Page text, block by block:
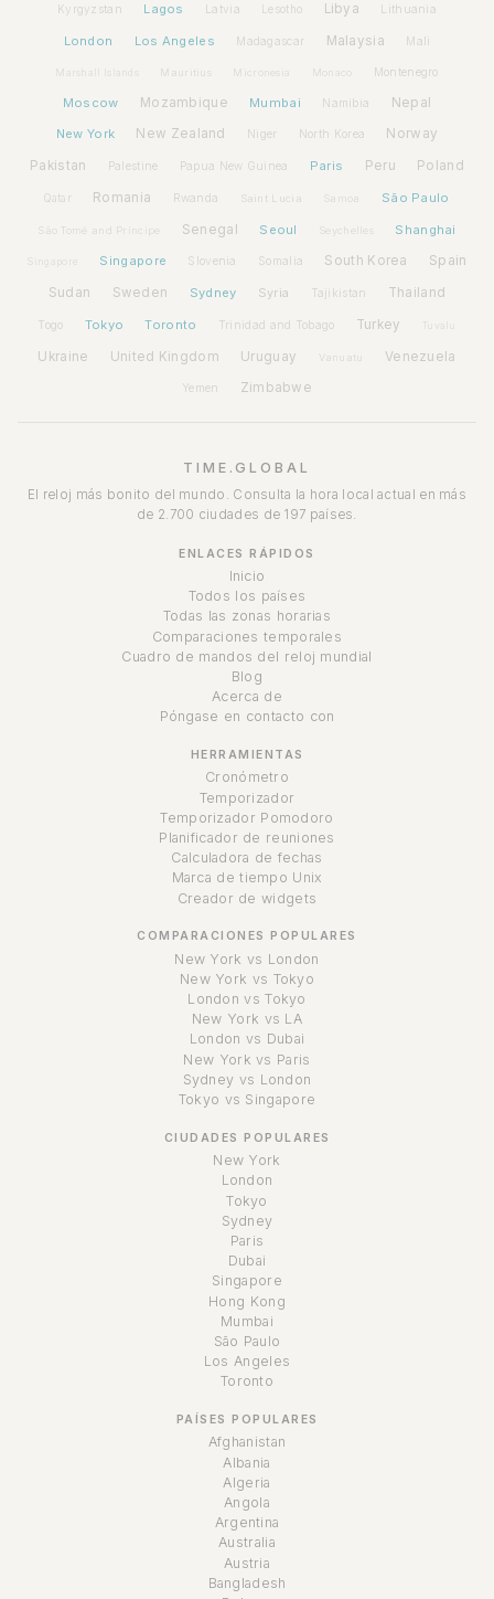
Kyrgyzstan Lagos Latvia Lesotho Libya Lithuania
London Los Angeles Madagascar Malaysia Mali
Mauritius Micronesia Monaco Montenegro
Moscow Mozambique Mumbai Namibia Nepal
New York New Zealand Niger North Korea Norway
Pakistan Palestine Papua New Guinea Paris Peru Poland
Qatar Romania Rwanda Saint Lucia Samoa São Paulo
São Tomé and Príncipe Senegal Seoul Seychelles Shanghai
Singapore Slovenia Somalia South Korea Spain
Sudan Sweden Sydney Syria Tajikistan Thailand
Togo Tokyo Toronto Trinidad and Tobago Turkey Tuvalu
Ukraine United Kingdom Uruguay Vanuatu Venezuela
Yemen Zimbabwe
TIME.GLOBAL
El reloj más bonito del mundo. Consulta la hora local actual en más
de 2.700 ciudades de 197 países.
ENLACES RÁPIDOS
Inicio
Todos los países
Todas las zonas horarias
Comparaciones temporales
Cuadro de mandos del reloj mundial
Blog
Acerca de
Póngase en contacto con
HERRAMIENTAS
Cronómetro
Temporizador
Temporizador Pomodoro
Planificador de reuniones
Calculadora de fechas
Marca de tiempo Unix
Creador de widgets
COMPARACIONES POPULARES
New York vs London
New York vs Tokyo
London vs Tokyo
New York vs LA
London vs Dubai
New York vs Paris
Sydney vs London
Tokyo vs Singapore
CIUDADES POPULARES
New York
London
Tokyo
Sydney
Paris
Dubai
Singapore
Hong Kong
Mumbai
São Paulo
Los Angeles
Toronto
PAÍSES POPULARES
Afghanistan
Albania
Algeria
Angola
Argentina
Australia
Austria
Bangladesh